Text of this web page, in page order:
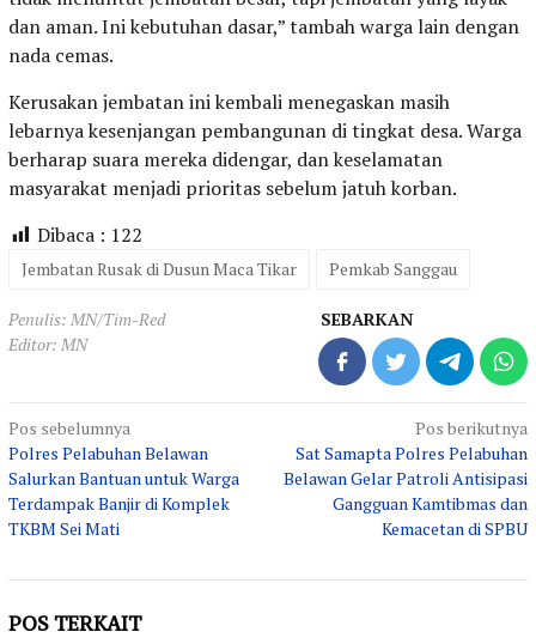
dan aman. Ini kebutuhan dasar,” tambah warga lain dengan
nada cemas.
Kerusakan jembatan ini kembali menegaskan masih
lebarnya kesenjangan pembangunan di tingkat desa. Warga
berharap suara mereka didengar, dan keselamatan
masyarakat menjadi prioritas sebelum jatuh korban.
Dibaca : 122
Jembatan Rusak di Dusun Maca Tikar Pemkab Sanggau
Penulis: MN/Tim-Red
Editor: MN
SEBARKAN
Navigasi
pos
Pos sebelumnya
Polres Pelabuhan Belawan
Salurkan Bantuan untuk Warga
Terdampak Banjir di Komplek
TKBM Sei Mati
Pos berikutnya
Sat Samapta Polres Pelabuhan
Belawan Gelar Patroli Antisipasi
Gangguan Kamtibmas dan
Kemacetan di SPBU
POS TERKAIT